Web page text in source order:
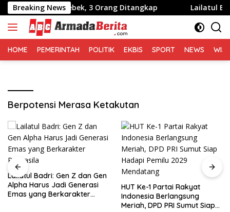
Langsung
ke
konten
Breaking News
Digerebek, 3 Orang Ditangkap Lailatul Badri:
HOME PEMERINTAH POLITIK EKBIS SPORT NEWS
Berpotensi Merasa Ketakutan
Lailatul Badri: Gen Z dan Gen
Alpha Harus Jadi Generasi
Emas yang Berkarakter
HUT Ke-1 Partai Rakyat
Indonesia Berlangsung
Meriah, DPD PRI Sumut Siap